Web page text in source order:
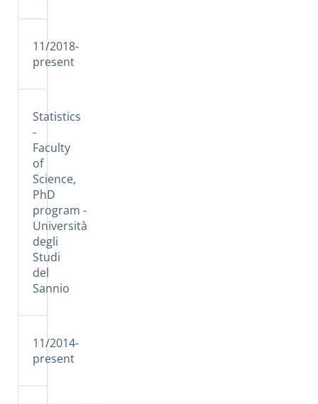
11/2018-
present
Statistics
-
Faculty
of
Science,
PhD
program -
Università
degli
Studi
del
Sannio
11/2014-
present